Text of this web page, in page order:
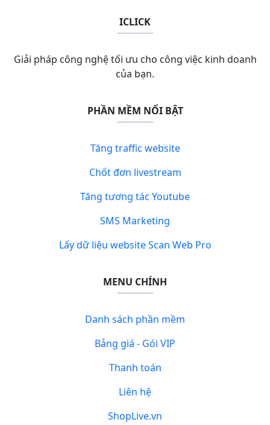
ICLICK
Giải pháp công nghệ tối ưu cho công việc kinh doanh
của bạn.
PHẦN MỀM NỔI BẬT
Tăng traffic website
Chốt đơn livestream
Tăng tương tác Youtube
SMS Marketing
Lấy dữ liệu website Scan Web Pro
MENU CHÍNH
Danh sách phần mềm
Bảng giá - Gói VIP
Thanh toán
Liên hệ
ShopLive.vn